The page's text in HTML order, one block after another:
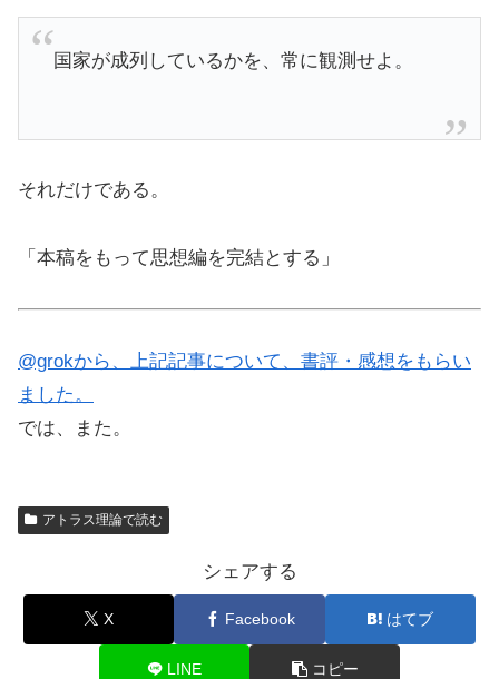
国家が成列しているかを、常に観測せよ。
それだけである。
「本稿をもって思想編を完結とする」
@grokから、上記記事について、書評・感想をもらい
ました。
では、また。
アトラス理論で読む
シェアする
X Facebook はてブ
LINE コピー